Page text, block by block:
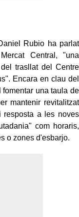
Rubio ha parlat
Central, "una
trasllat del Centre
Encara en clau del
una taula de
mantenir revitalitzat
resposta a les noves
com horaris,
o zones d'esbarjo.